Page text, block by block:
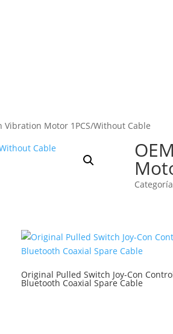
Vibration Motor 1PCS/Without Cable
Original Pulled Switch Joy-Con
Bluetooth Coaxial Spare Cable